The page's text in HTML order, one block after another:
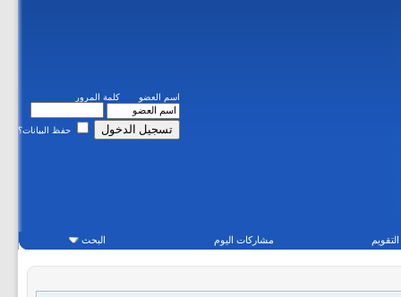
اسم العضو كلمة المرور
حفظ البيانات؟
التقويم مشاركات اليوم البحث